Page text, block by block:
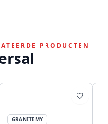
PRODUCTEN
GRANITEMY